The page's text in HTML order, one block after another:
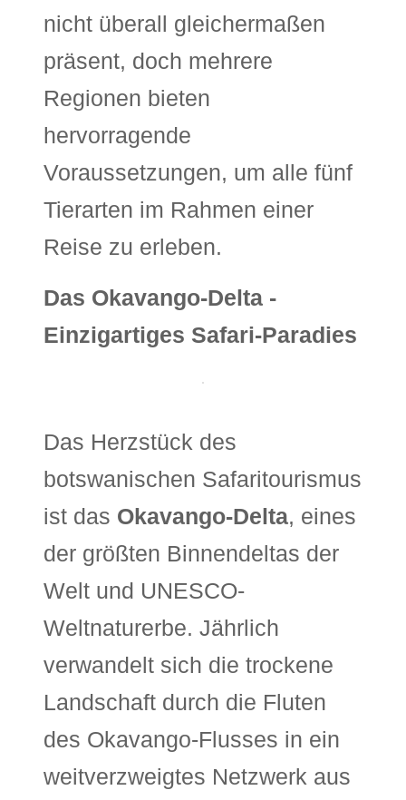
nicht überall gleichermaßen
präsent, doch mehrere
Regionen bieten
hervorragende
Voraussetzungen, um alle fünf
Tierarten im Rahmen einer
Reise zu erleben.
Das Okavango-Delta -
Einzigartiges Safari-Paradies
Das Herzstück des
botswanischen Safaritourismus
ist das Okavango-Delta, eines
der größten Binnendeltas der
Welt und UNESCO-
Weltnaturerbe. Jährlich
verwandelt sich die trockene
Landschaft durch die Fluten
des Okavango-Flusses in ein
weitverzweigtes Netzwerk aus